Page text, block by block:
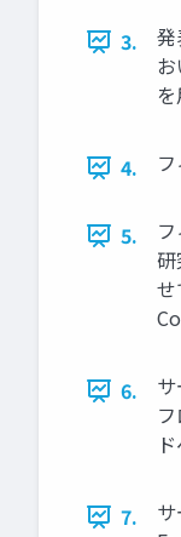
3.
4.
5.
せ
6.
7.